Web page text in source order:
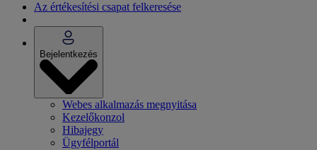
Az értékesítési csapat felkeresése
Bejelentkezés
Webes alkalmazás megnyitása
Kezelőkonzol
Hibajegy
Ügyfélportál